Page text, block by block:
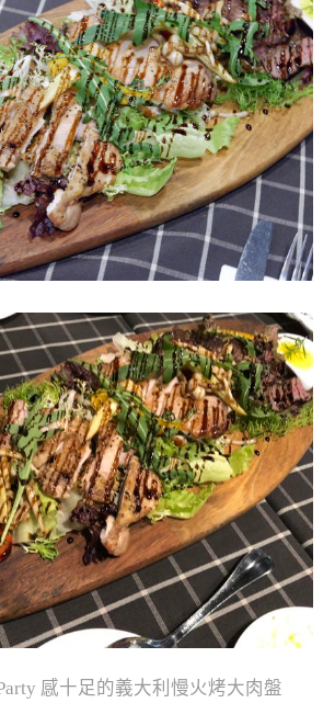
感十足的義大利慢火烤大肉盤